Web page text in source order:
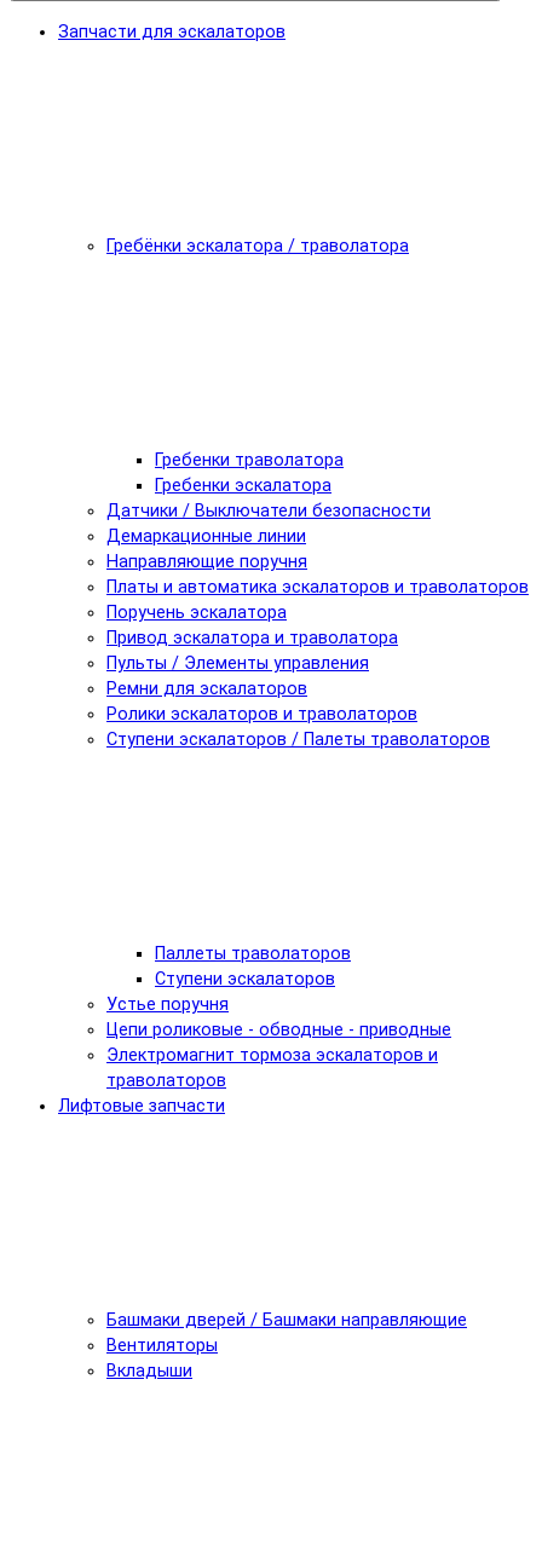
Запчасти для эскалаторов
Гребёнки эскалатора / траволатора
Гребенки траволатора
Гребенки эскалатора
Датчики / Выключатели безопасности
Демаркационные линии
Направляющие поручня
Платы и автоматика эскалаторов и траволаторов
Поручень эскалатора
Привод эскалатора и траволатора
Пульты / Элементы управления
Ремни для эскалаторов
Ролики эскалаторов и траволаторов
Ступени эскалаторов / Палеты траволаторов
Паллеты траволаторов
Ступени эскалаторов
Устье поручня
Цепи роликовые - обводные - приводные
Электромагнит тормоза эскалаторов и
траволаторов
Лифтовые запчасти
Башмаки дверей / Башмаки направляющие
Вентиляторы
Вкладыши